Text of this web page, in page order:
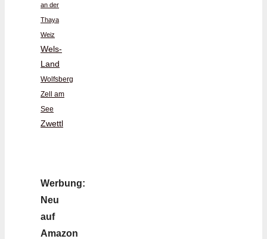
an der
Thaya
Weiz
Wels-
Land
Wolfsberg
Zell am
See
Zwettl
Werbung:
Neu
auf
Amazon